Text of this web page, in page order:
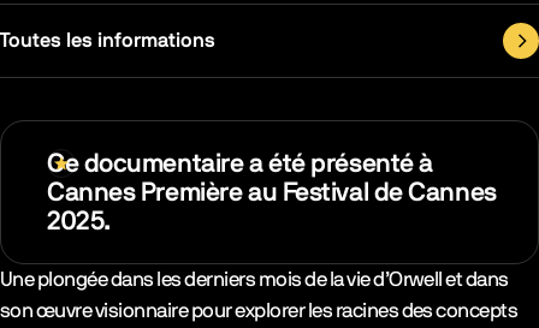
Toutes les informations
Ce documentaire a été présenté à
Cannes Première au Festival de Cannes
2025.
Synopsys & Casting
Une plongée dans les derniers mois de la vie d’Orwell et dans
son œuvre visionnaire pour explorer les racines des concepts